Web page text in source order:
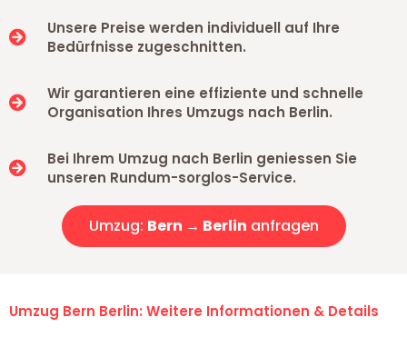
Unsere Preise werden individuell auf Ihre
Bedürfnisse zugeschnitten.
Wir garantieren eine effiziente und schnelle
Organisation Ihres Umzugs nach Berlin.
Bei Ihrem Umzug nach Berlin geniessen Sie
unseren Rundum-sorglos-Service.
Umzug: Bern → Berlin anfragen
Umzug Bern Berlin: Weitere Informationen & Details